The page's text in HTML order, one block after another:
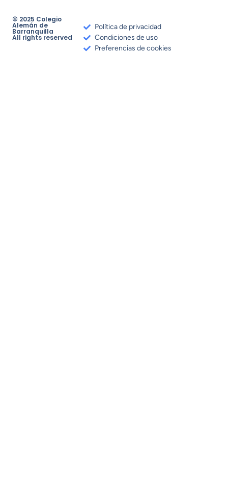
© 2025 Colegio
Alemán de
Barranquilla
All rights reserved
Política de privacidad
Condiciones de uso
Preferencias de cookies